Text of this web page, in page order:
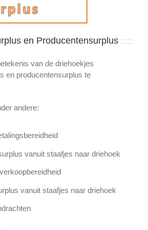
en Producentensurplus
van de driehoekjes
en producentensurplus te
andere:
vanuit staafjes naar driehoek
vanuit staafjes naar driehoek